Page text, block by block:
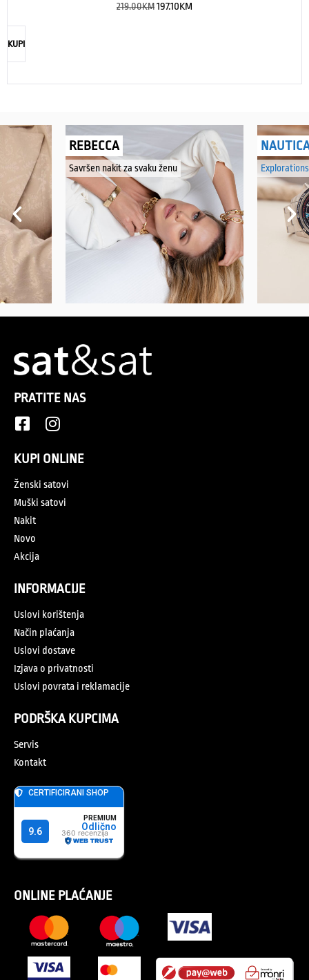
219.00KM197.10KM
KUPI
REBECCA
Savršen nakit za svaku ženu
PRATITE NAS
KUPI ONLINE
Ženski satovi
Muški satovi
Nakit
Novo
Akcija
INFORMACIJE
Uslovi korištenja
Način plaćanja
Uslovi dostave
Izjava o privatnosti
Uslovi povrata i reklamacije
PODRŠKA KUPCIMA
Servis
Kontakt
ONLINE PLAĆANJE